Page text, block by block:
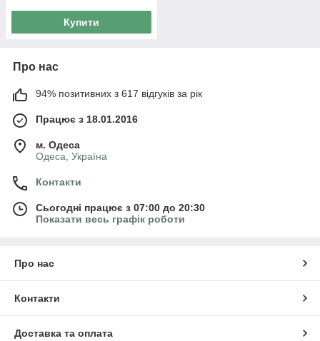
Купити
Про нас
94% позитивних з 617 відгуків за рік
Працює з 18.01.2016
м. Одеса
Одеса, Україна
Контакти
Сьогодні працює з 07:00 до 20:30
Показати весь графік роботи
Про нас
Контакти
Доставка та оплата